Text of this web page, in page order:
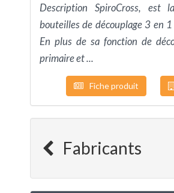
Description SpiroCross, est
bouteilles de découplage 3 en
En plus de sa fonction de
primaire et ...
Fiche produit
Fabricants